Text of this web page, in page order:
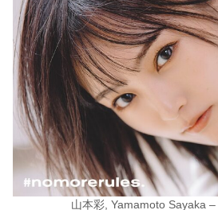
山本彩, Yamamoto Sayaka –